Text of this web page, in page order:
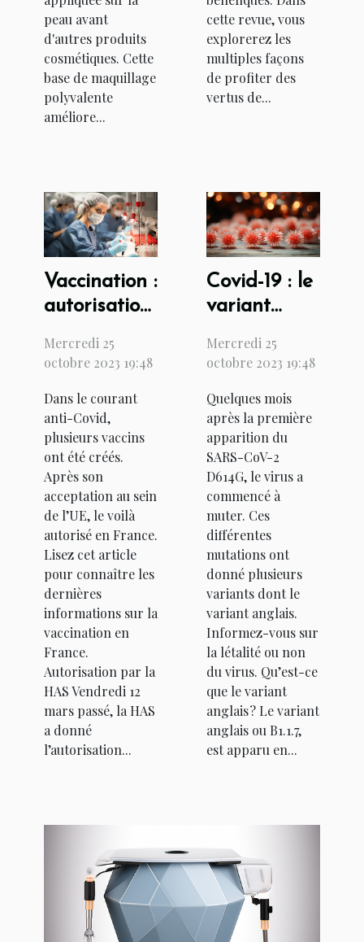
peau avant
d'autres produits
cosmétiques. Cette
base de maquillage
polyvalente
améliore...
cette revue, vous
explorerez les
multiples façons
de profiter des
vertus de...
Vaccination :
autorisation
Johnson &
France
Mercredi 25
octobre 2023 19:48
Dans le courant
anti-Covid,
plusieurs vaccins
ont été créés.
Après son
acceptation au sein
de l’UE, le voilà
autorisé en France.
Lisez cet article
pour connaître les
dernières
informations sur la
vaccination en
France.
Autorisation par la
HAS Vendredi 12
mars passé, la HAS
a donné
l’autorisation...
Covid-19 : le
variant
il létal ?
Mercredi 25
octobre 2023 19:48
Quelques mois
après la première
apparition du
SARS-CoV-2
D614G, le virus a
commencé à
muter. Ces
différentes
mutations ont
donné plusieurs
variants dont le
variant anglais.
Informez-vous sur
la létalité ou non
du virus. Qu’est-ce
que le variant
anglais ? Le variant
anglais ou B1.1.7,
est apparu en...